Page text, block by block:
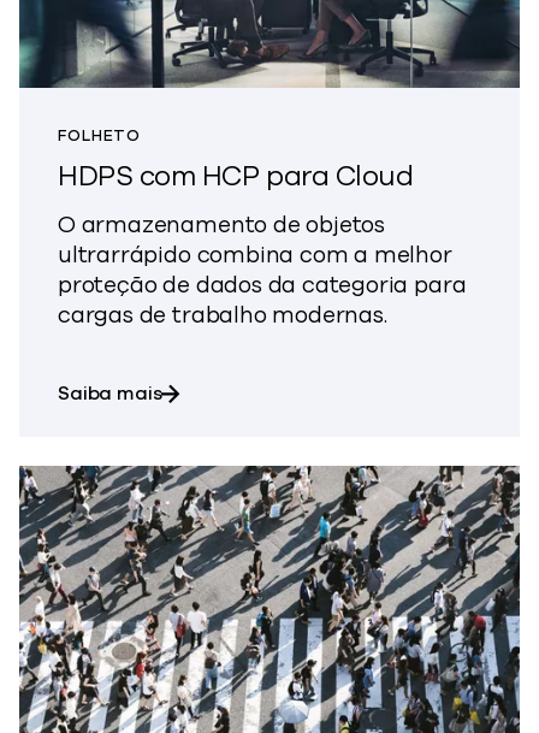
FOLHETO
HDPS com HCP para Cloud
O armazenamento de objetos
ultrarrápido combina com a melhor
proteção de dados da categoria para
cargas de trabalho modernas.
Saiba maissobre o HDPS com o HCP para Cloud